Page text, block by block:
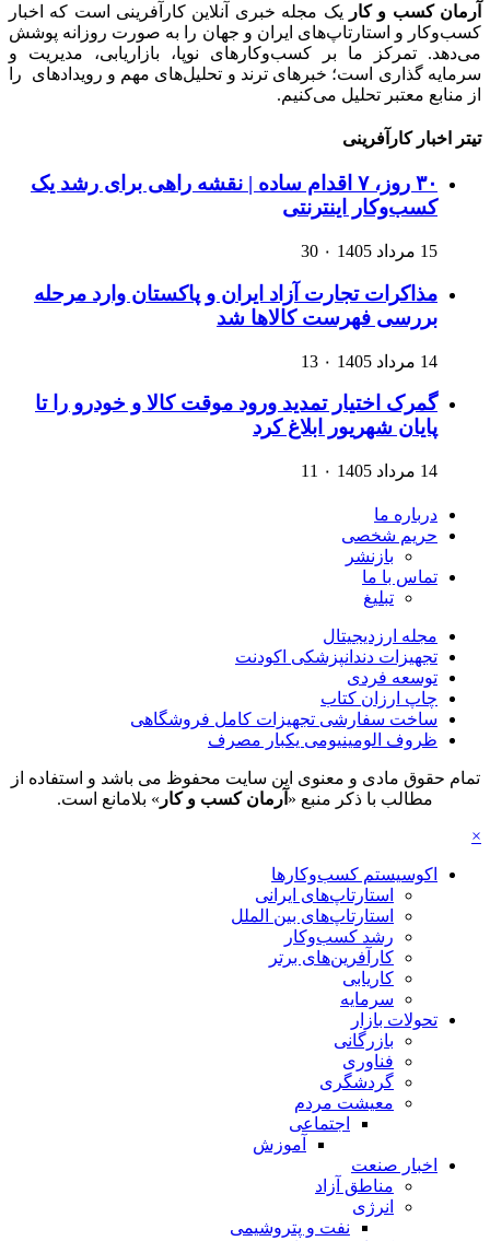
آرمان کسب و کار
یک مجله خبری آنلاین کارآفرینی است که اخبار
کسب‌وکار و استارتاپ‌های ایران و جهان را به صورت روزانه پوشش
می‌دهد. تمرکز ما بر کسب‌وکارهای نوپا، بازاریابی، مدیریت و
سرمایه گذاری است؛ خبرهای ترند و تحلیل‌های مهم و رویدادهای را
از منابع معتبر تحلیل می‌کنیم.
تیتر اخبار کارآفرینی
۳۰ روز، ۷ اقدام ساده | نقشه راهی برای رشد یک
کسب‌وکار اینترنتی
15 مرداد 1405 ۰ 30
مذاکرات تجارت آزاد ایران و پاکستان وارد مرحله
بررسی فهرست کالاها شد
14 مرداد 1405 ۰ 13
گمرک اختیار تمدید ورود موقت کالا و خودرو را تا
پایان شهریور ابلاغ کرد
14 مرداد 1405 ۰ 11
درباره ما
حریم شخصی
بازنشر
تماس با ما
تبلیغ
مجله ارزدیجیتال
تجهیزات دندانپزشکی اکودنت
توسعه فردی
چاپ ارزان کتاب
ساخت سفارشی تجهیزات کامل فروشگاهی
ظروف الومینیومی یکبار مصرف
تمام حقوق مادی و معنوی این سایت محفوظ می باشد و استفاده از
مطالب با ذکر منبع « آرمان کسب و کار » بلامانع است.
×
اکوسیستم کسب‌وکارها
استارتاپ‌های ایرانی
استارتاپ‌های بین الملل
رشد کسب‌وکار
کارآفرین‌های برتر
کاریابی
سرمایه
تحولات بازار
بازرگانی
فناوری
گردشگری
معیشت مردم
اجتماعی
آموزش
اخبار صنعت
مناطق آزاد
انرژی
نفت و پتروشیمی